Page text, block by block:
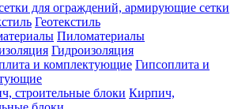
для ограждений, армирующие сетки
Геотекстиль
Пиломатериалы
Гидроизоляция
Гипсоплита и
Кирпич,